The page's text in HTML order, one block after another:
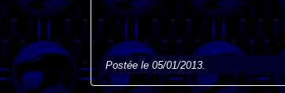
Postée le 05/01/2013.